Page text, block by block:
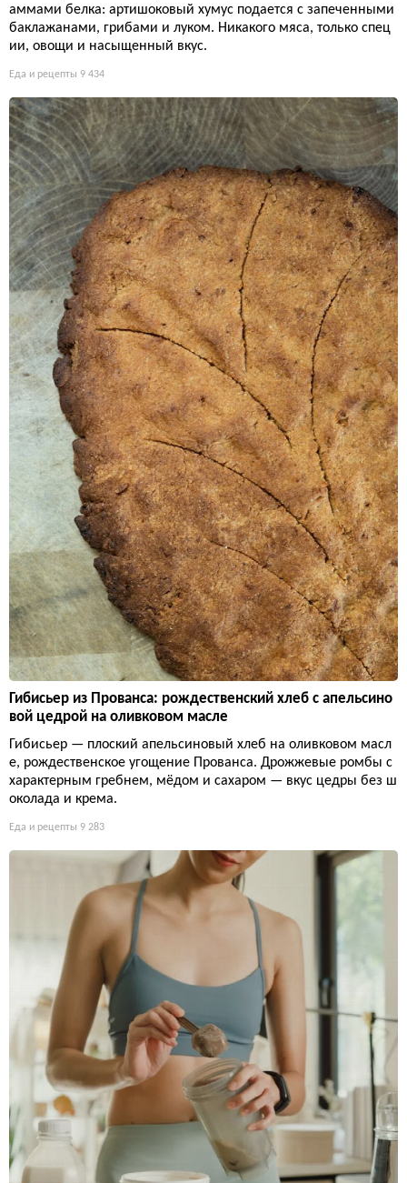
аммами белка: артишоковый хумус подается с запеченными
баклажанами, грибами и луком. Никакого мяса, только спец
ии, овощи и насыщенный вкус.
Еда и рецепты 9 434
Гибисьер из Прованса: рождественский хлеб с апельсино
вой цедрой на оливковом масле
Гибисьер — плоский апельсиновый хлеб на оливковом масл
е, рождественское угощение Прованса. Дрожжевые ромбы с
характерным гребнем, мёдом и сахаром — вкус цедры без ш
околада и крема.
Еда и рецепты 9 283